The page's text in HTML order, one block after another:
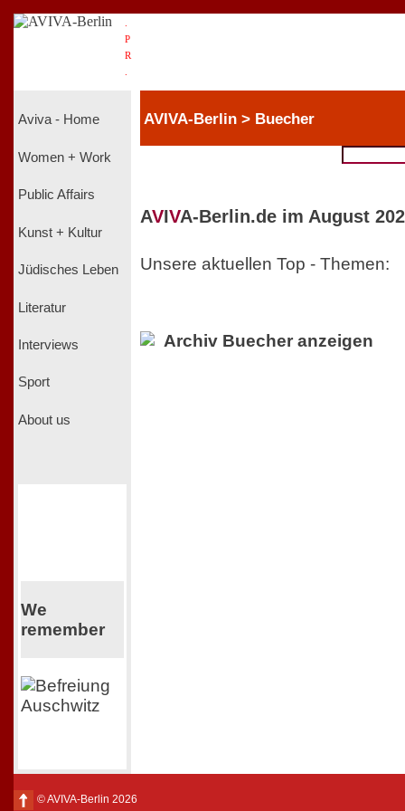
P
R
Aviva - Home
Women + Work
Public Affairs
Kunst + Kultur
Jüdisches Leben
Literatur
Interviews
Sport
About us
We
remember
AVIVA-Berlin > Buecher
AVIVA-Berlin.de im August
Unsere aktuellen Top - Themen:
Archiv Buecher anzeigen
© AVIVA-Berlin 2026